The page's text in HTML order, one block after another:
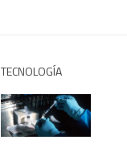
TECNOLOGÍA